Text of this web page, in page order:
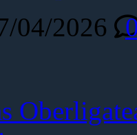
04/2026